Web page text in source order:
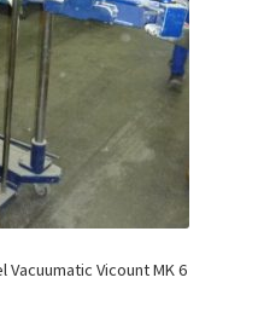
Vicount MK 6